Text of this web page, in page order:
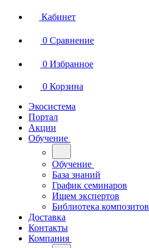
Кабинет
0 Сравнение
0 Избранное
0 Корзина
Экосистема
Портал
Акции
Обучение
Обучение
База знаний
График семинаров
Ищем экспертов
Библиотека композитов
Доставка
Контакты
Компания